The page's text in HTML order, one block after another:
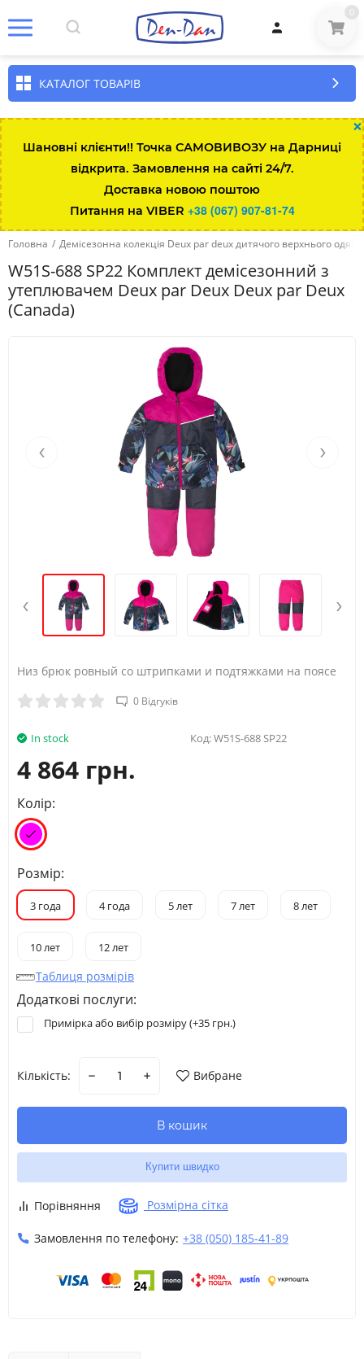
0
КАТАЛОГ ТОВАРІВ
×
Шановні клієнти!! Точка САМОВИВОЗУ на Дарниці
відкрита. Замовлення на сайті 24/7.
Доставка новою поштою
Питання на VIBER +38 (067) 907-81-74
Головна / Демісезонна колекція Deux par deux дитячого верхнього одягу
W51S-688 SP22 Комплект демісезонний з
утеплювачем Deux par Deux Deux par Deux
(Canada)
‹ ›
‹ ›
Низ брюк ровный со штрипками и подтяжками на поясе
0 Відгуків
104/110
Обхват груди (B) 56
62
In stock Код:W51S-688 SP22
4 864 грн.
Колір:
Розмір:
3 года 4 года 5 лет 7 лет 8 лет
10 лет 12 лет
Таблиця розмірів
Додаткові послуги:
Примірка або вибір розміру (+35 грн.)
Кількість: Вибране
В кошик
Купити швидко
Порівняння Розмірна сітка
Замовлення по телефону: +38 (050) 185-41-89